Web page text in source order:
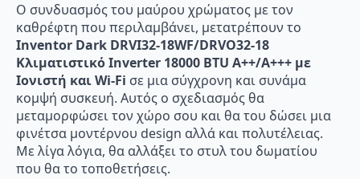
Ο συνδυασμός του μαύρου χρώματος με τον
καθρέφτη που περιλαμβάνει, μετατρέπουν το
Inventor Dark DRVI32-18WF/DRVO32-18
Κλιματιστικό Inverter 18000 BTU A++/A+++ με
Ιονιστή και Wi-Fi σε μια σύγχρονη και συνάμα
κομψή συσκευή. Αυτός ο σχεδιασμός θα
μεταμορφώσει τον χώρο σου και θα του δώσει μια
φινέτσα μοντέρνου design αλλά και πολυτέλειας.
Με λίγα λόγια, θα αλλάξει το στυλ του δωματίου
που θα το τοποθετήσεις.